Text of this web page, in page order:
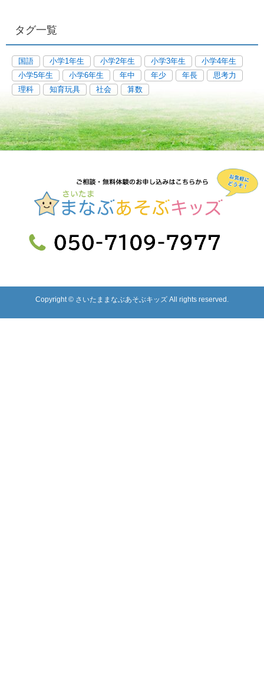
タグ一覧
国語 小学1年生 小学2年生 小学3年生
小学4年生
小学5年生
小学6年生 年中 年少 年長
思考力
理科
知育玩具 社会 算数
Copyright © さいたままなぶあそぶキッズ All rights reserved.